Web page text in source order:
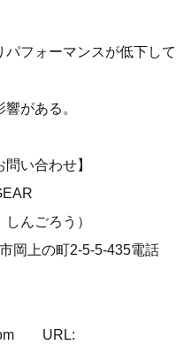
フォーマンスが低下して
がある。
い合わせ】
んごろう）
岡上の町2-5-5-435電話
URL: